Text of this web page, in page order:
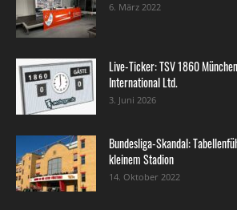
6. März 2022
Live-Ticker: TSV 1860
International Ltd.
3. Juni 2026
Bundesliga-Skandal:
kleinem Stadion
14. Oktober 2022